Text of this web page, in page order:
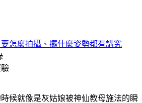
怎麼拍攝、擺什麼姿勢都有講究
候就像是灰姑娘被神仙教母施法的瞬